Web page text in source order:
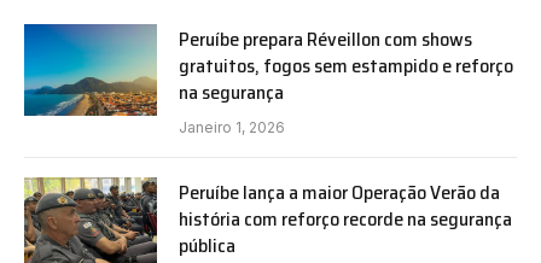
Peruíbe prepara Réveillon com shows
gratuitos, fogos sem estampido e reforço
na segurança
Janeiro 1, 2026
Peruíbe lança a maior Operação Verão da
história com reforço recorde na segurança
pública